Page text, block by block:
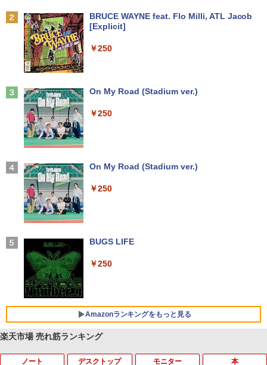
Anker Soundcore P31i ブラック
Anker Soundcore Liberty 5 ミッドナイトブ
【2026年アップグレード版】AOKIMI ワイヤ
軽量 ブルートゥースHi-Fi 最大36時間再生 ぶ
リング ANC 36時間再生
￥2,980
BRUCE WAYNE feat. Flo Milli, ATL Jacob
[Explicit]
￥250
On My Road (Stadium ver.)
￥250
On My Road (Stadium ver.)
￥250
BUGS LIFE
￥250
Amazonランキングをもっと見る
楽天市場 売れ筋ランキング
ノート デスクトップ モニター 本